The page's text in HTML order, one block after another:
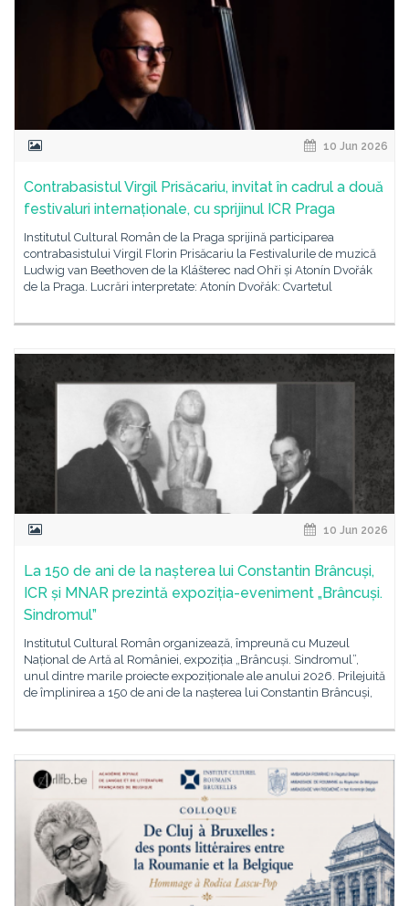
10 Jun 2026
Contrabasistul Virgil Prisăcariu, invitat în cadrul a două
festivaluri internaționale, cu sprijinul ICR Praga
Institutul Cultural Român de la Praga sprijină participarea
contrabasistului Virgil Florin Prisăcariu la Festivalurile de muzică
Ludwig van Beethoven de la Klášterec nad Ohři și Atonín Dvořák
de la Praga. Lucrări interpretate: Atonín Dvořák: Cvartetul
10 Jun 2026
La 150 de ani de la nașterea lui Constantin Brâncuși,
ICR și MNAR prezintă expoziția-eveniment „Brâncuși.
Sindromul”
Institutul Cultural Român organizează, împreună cu Muzeul
Național de Artă al României, expoziția „Brâncuși. Sindromul”,
unul dintre marile proiecte expoziționale ale anului 2026. Prilejuită
de împlinirea a 150 de ani de la nașterea lui Constantin Brâncuși,